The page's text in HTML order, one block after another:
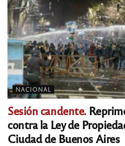
NACIONAL
Sesión candente.
contra la Ley de
Ciudad de Buenos Aires